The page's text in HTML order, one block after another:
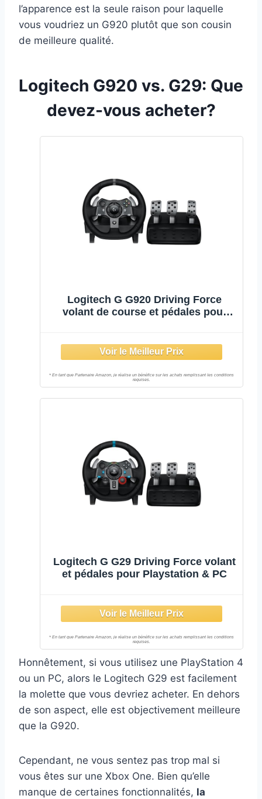
l’apparence est la seule raison pour laquelle
vous voudriez un G920 plutôt que son cousin
de meilleure qualité.
Logitech G920 vs. G29: Que
devez-vous acheter?
Logitech G G920 Driving Force
volant de course et pédales pour
Logitech G G29 Driving Force volant
et pédales pour Playstation & PC
Honnêtement, si vous utilisez une PlayStation 4
ou un PC, alors le Logitech G29 est facilement
la molette que vous devriez acheter. En dehors
de son aspect, elle est objectivement meilleure
que la G920.
Cependant, ne vous sentez pas trop mal si
vous êtes sur une Xbox One. Bien qu’elle
manque de certaines fonctionnalités, la